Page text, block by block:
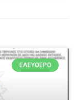
ΕΛΕΎΘΕΡΟ